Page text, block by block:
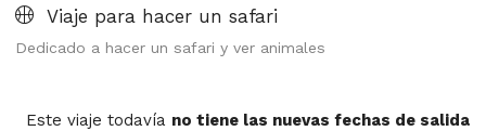
Viaje para hacer un safari
Dedicado a hacer un safari y ver animales
Este viaje todavía no tiene las nuevas fechas de salida